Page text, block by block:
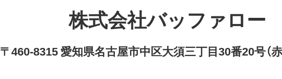
株式会社バッファロー
〒460-8315 愛知県名古屋市中区大須三丁目30番20号（